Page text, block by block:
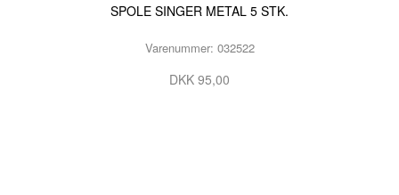
SPOLE SINGER METAL 5 STK.
Varenummer: 032522
DKK 95,00